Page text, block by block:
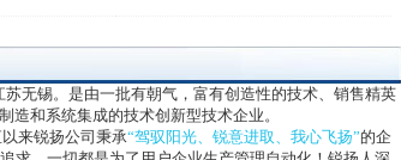
无锡。是由一批有朝气，富有创造性的技术、销售精英
造和系统集成的技术创新型技术企业。
来锐扬公司秉承“驾驭阳光、锐意进取、我心飞扬”的企